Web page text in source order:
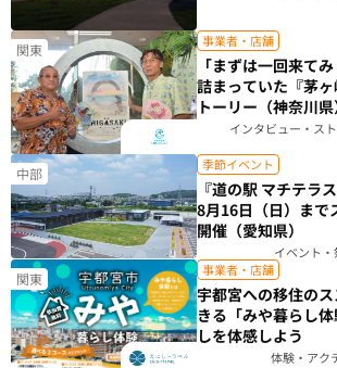
関東 事業者・店舗
「まずは一回来て
詰まっていた『茅
トーリー（神奈川県
インタビュー・ス
中部 季節イベント
『道の駅 マチテラ
8月16日（日）まで
開催（愛知県）
イベント・
関東 事業者・店舗
宇都宮への移住の
きる「みや暮らし
しを体感しよう
体験・アク